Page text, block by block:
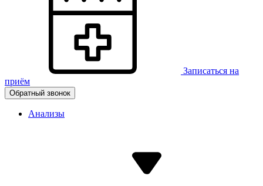
Записаться на
приём
Обратный звонок
Анализы